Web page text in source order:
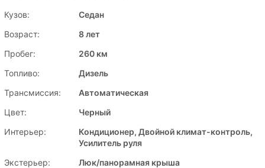
Кузов:
Седан
Возраст:
8 лет
Пробег:
260 км
Топливо:
Дизель
Трансмиссия:
Автоматическая
Цвет:
Черный
Интерьер:
Кондиционер, Двойной климат-контроль,
Усилитель руля
Экстерьер:
Люк/панорамная крыша